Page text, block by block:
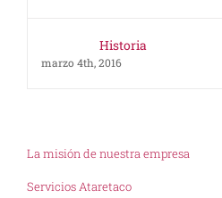
Historia
marzo 4th, 2016
La misión de nuestra empresa
Servicios Ataretaco